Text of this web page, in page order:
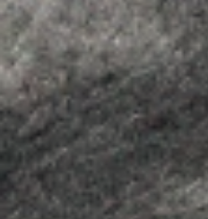
Allyon — Barcelona, Spain
Copyrights © 2026 AVISO
POLÍTICA DE COOKIES ·
·